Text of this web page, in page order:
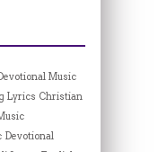
Music
Lyrics Christian
Devotional